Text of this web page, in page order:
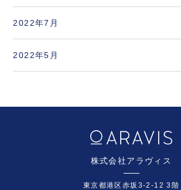
2022年7月
2022年5月
株式会社アラヴィス
東京都港区赤坂3-2-12 3階